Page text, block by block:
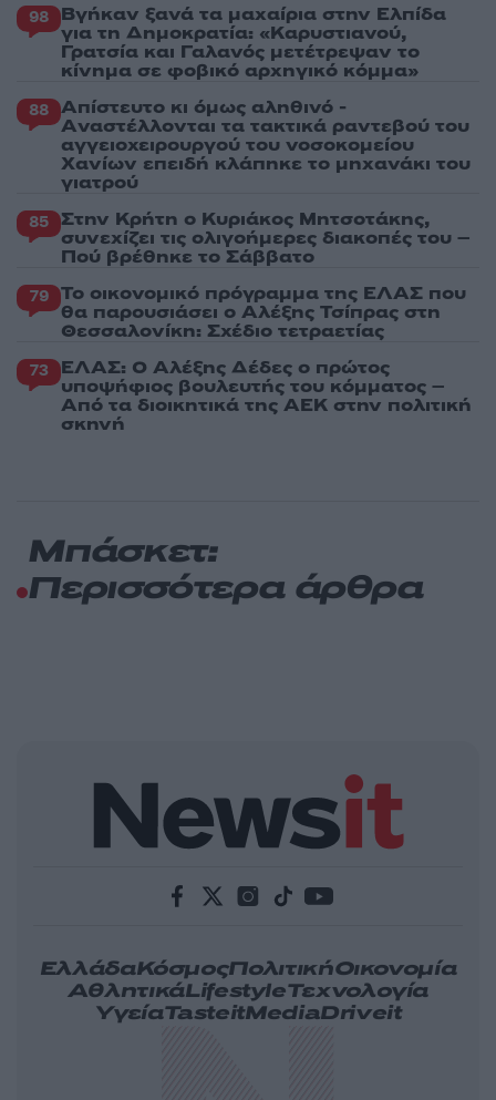
98 Βγήκαν ξανά τα μαχαίρια στην Ελπίδα
για τη Δημοκρατία: «Καρυστιανού,
Γρατσία και Γαλανός μετέτρεψαν το
κίνημα σε φοβικό αρχηγικό κόμμα»
88 Απίστευτο κι όμως αληθινό -
Aναστέλλονται τα τακτικά ραντεβού του
αγγειοχειρουργού του νοσοκομείου
Χανίων επειδή κλάπηκε το μηχανάκι του
γιατρού
85 Στην Κρήτη ο Κυριάκος Μητσοτάκης,
συνεχίζει τις ολιγοήμερες διακοπές του –
Πού βρέθηκε το Σάββατο
79 Το οικονομικό πρόγραμμα της ΕΛΑΣ που
θα παρουσιάσει ο Αλέξης Τσίπρας στη
Θεσσαλονίκη: Σχέδιο τετραετίας
73 ΕΛΑΣ: Ο Αλέξης Δέδες ο πρώτος
υποψήφιος βουλευτής του κόμματος –
Από τα διοικητικά της ΑΕΚ στην πολιτική
σκηνή
Μπάσκετ:
Περισσότερα άρθρα
ΕλλάδαΚόσμοςΠολιτικήΟικονομία
ΑθλητικάLifestyleΤεχνολογία
ΥγείαTasteitMediaDriveit